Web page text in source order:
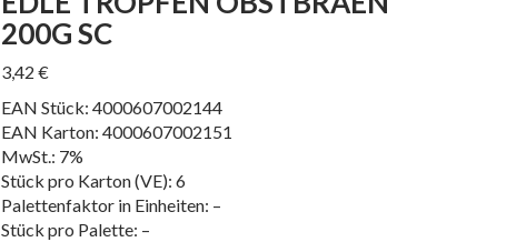
200G SC
3,42 €
EAN Stück: 4000607002144
EAN Karton: 4000607002151
MwSt.: 7%
Stück pro Karton (VE): 6
Palettenfaktor in Einheiten: –
Stück pro Palette: –